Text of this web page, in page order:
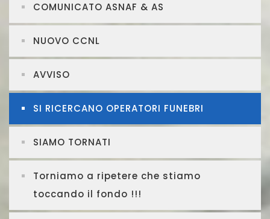
COMUNICATO ASNAF & AS
NUOVO CCNL
AVVISO
SI RICERCANO OPERATORI FUNEBRI
SIAMO TORNATI
Torniamo a ripetere che stiamo
toccando il fondo !!!